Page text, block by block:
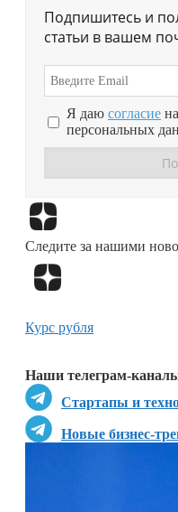
Подпишитесь и
статьи в вашем
Я даю согласие
персональных
Следите за нашими
Наши телеграм-
Стартапы и
Новые бизнес-
Курс рубля